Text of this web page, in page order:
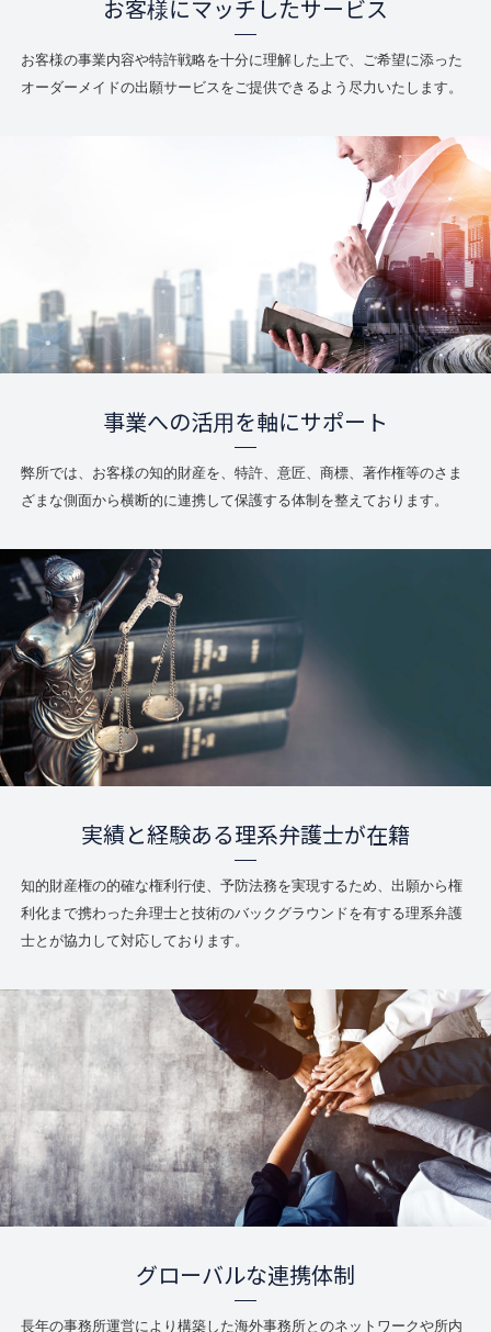
お客様にマッチしたサービス
お客様の事業内容や特許戦略を十分に理解した上で、ご希望に添った
オーダーメイドの出願サービスをご提供できるよう尽力いたします。
事業への活用を軸にサポート
弊所では、お客様の知的財産を、特許、意匠、商標、著作権等のさま
ざまな側面から横断的に連携して保護する体制を整えております。
実績と経験ある理系弁護士が在籍
知的財産権の的確な権利行使、予防法務を実現するため、出願から権
利化まで携わった弁理士と技術のバックグラウンドを有する理系弁護
士とが協力して対応しております。
グローバルな連携体制
長年の事務所運営により構築した海外事務所とのネットワークや所内